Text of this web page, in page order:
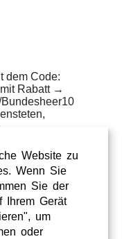
dem Code:
Rabatt →
WEITERLESEN
Website zu
Wenn Sie
Sie der
Ihrem Gerät
um
oder